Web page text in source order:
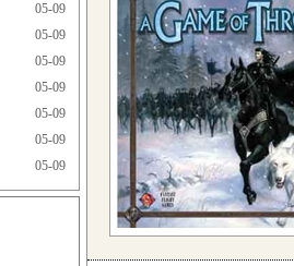
05-09
05-09
05-09
05-09
05-09
05-09
05-09